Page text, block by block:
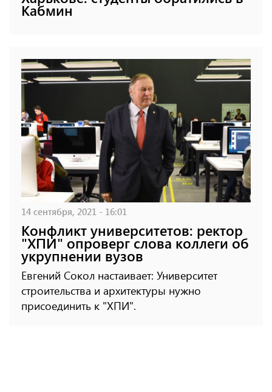
Кабмин
14 сентября, 2021 - 16:01
Конфликт университетов: ректор
"ХПИ" опроверг слова коллеги об
укрупнении вузов
Евгений Сокол настаивает: Университет
строительства и архитектуры нужно
присоединить к "ХПИ".